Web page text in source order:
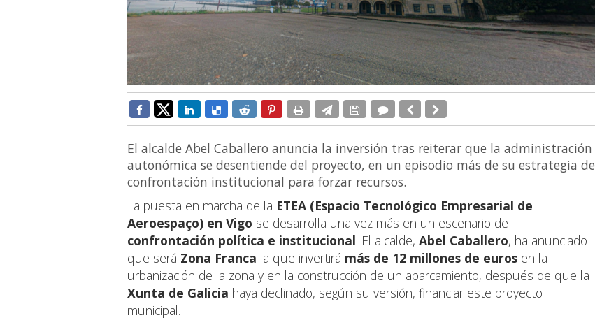
El alcalde Abel Caballero anuncia la inversión tras reiterar que la administración
autonómica se desentiende del proyecto, en un episodio más de su estrategia de
confrontación institucional para forzar recursos.
La puesta en marcha de la ETEA (Espacio Tecnológico Empresarial de
Aeroespaço) en Vigo se desarrolla una vez más en un escenario de
confrontación política e institucional. El alcalde, Abel Caballero, ha anunciado
que será Zona Franca la que invertirá más de 12 millones de euros en la
urbanización de la zona y en la construcción de un aparcamiento, después de que la
Xunta de Galicia haya declinado, según su versión, financiar este proyecto
municipal.